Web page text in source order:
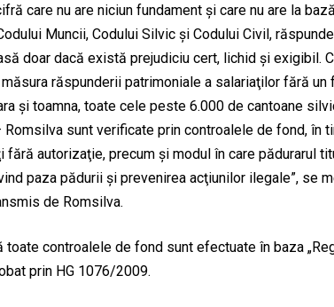
care nu are niciun fundament şi care nu are la
Muncii, Codului Silvic şi Codului Civil,
doar dacă există prejudiciu cert, lichid şi exigibil.
răspunderii patrimoniale a salariaţilor fără un
şi toamna, toate cele peste 6.000 de cantoane
Romsilva sunt verificate prin controalele de fond, în
fără autorizaţie, precum şi modul în care pădurarul
paza pădurii şi prevenirea acţiunilor ilegale”, se
de Romsilva.
toate controalele de fond sunt efectuate în baza
prin HG 1076/2009.